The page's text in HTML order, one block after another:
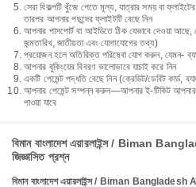
সেরা বিকল্পটি খুঁজে পেতে মূল্য, যাত্রার সময় বা
তারপর আপনার পছন্দের ফ্লাইটটি বেছে নিন
আপনার পাসপোর্ট বা আইডিতে ঠিক যেভাবে দেওয়া
জন্মতারিখ, জাতীয়তা এবং যোগাযোগের তথ্য)
প্রয়োজন হলে অতিরিক্ত পরিষেবা যোগ করুন, যেমন-
আপনার বুকিংয়ের বিবরণ ভালোভাবে যাচাই করে নিন
একটি পেমেন্ট পদ্ধতি বেছে নিন (ক্রেডিট/ডেবিট কার্ড,
আপনার পেমেন্ট সম্পন্ন করুন—আপনার ই-টিকিট আপনার
পাওয়া যাবে
বিমান বাংলাদেশ এয়ারলাইন্স / Biman
জিজ্ঞাসিত প্রশ্ন
বিমান বাংলাদেশ এয়ারলাইন্স / Biman Bangladesh